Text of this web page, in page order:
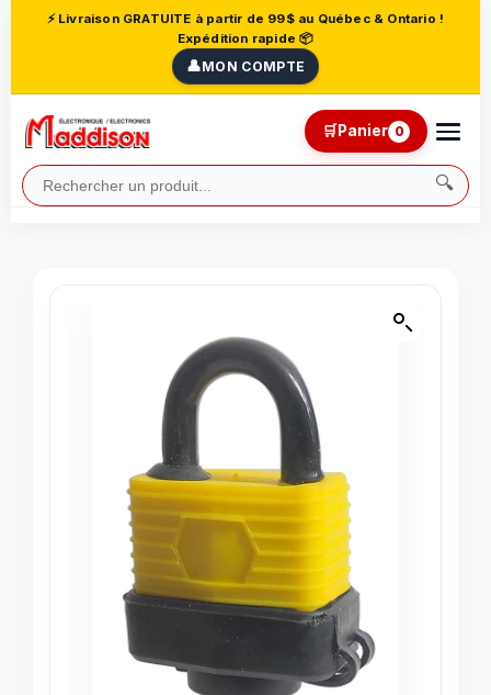
⚡ Livraison GRATUITE à partir de 99$ au Québec & Ontario !
Expédition rapide 📦
👤MON COMPTE
🔍
🛒Panier 0